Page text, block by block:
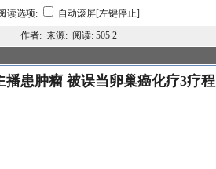
读选项:
自动滚屏[左键停止]
作者: 来源: 阅读: 505 2
播患肿瘤 被误当卵巢癌化疗3疗程